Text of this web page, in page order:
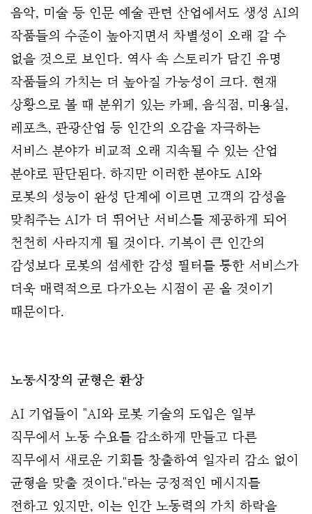
음악, 미술 등 인문 예술 관련 산업에서도 생성 AI의
작품들의 수준이 높아지면서 차별성이 오래 갈 수
없을 것으로 보인다. 역사 속 스토리가 담긴 유명
작품들의 가치는 더 높아질 가능성이 크다. 현재
상황으로 볼 때 분위기 있는 카페, 음식점, 미용실,
레포츠, 관광산업 등 인간의 오감을 자극하는
서비스 분야가 비교적 오래 지속될 수 있는 산업
분야로 판단된다. 하지만 이러한 분야도 AI와
로봇의 성능이 완성 단계에 이르면 고객의 감성을
맞춰주는 AI가 더 뛰어난 서비스를 제공하게 되어
천천히 사라지게 될 것이다. 기복이 큰 인간의
감성보다 로봇의 섬세한 감성 필터를 통한 서비스가
더욱 매력적으로 다가오는 시점이 곧 올 것이기
때문이다.
노동시장의 균형은 환상
AI 기업들이 "AI와 로봇 기술의 도입은 일부
직무에서 노동 수요를 감소하게 만들고 다른
직무에서 새로운 기회를 창출하여 일자리 감소 없이
균형을 맞출 것이다."라는 긍정적인 메시지를
전하고 있지만, 이는 인간 노동력의 가치 하락을